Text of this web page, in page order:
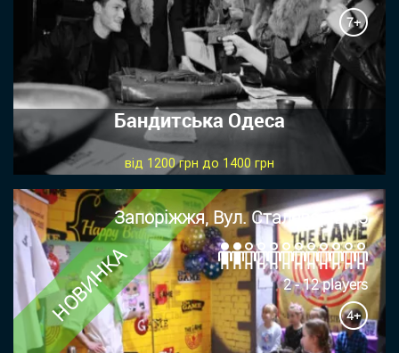
7+
Бандитська Одеса
від 1200 грн до 1400 грн
НОВИНКА
Запоріжжя, Вул. Сталеварів 15
2 - 12 players
4+